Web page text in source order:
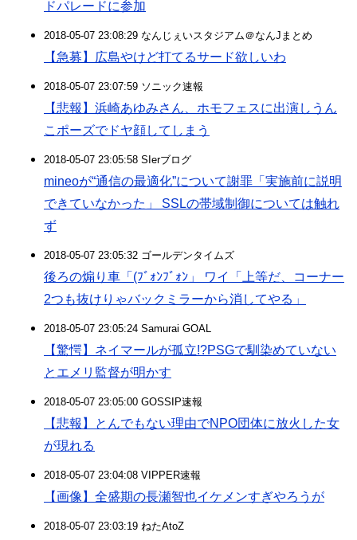
ドパレードに参加
2018-05-07 23:08:29 なんじぇいスタジアム＠なんJまとめ
【急募】広島やけど打てるサード欲しいわ
2018-05-07 23:07:59 ソニック速報
【悲報】浜崎あゆみさん、ホモフェスに出演しうん
こポーズでドヤ顔してしまう
2018-05-07 23:05:58 SIerブログ
mineoが“通信の最適化”について謝罪「実施前に説明
できていなかった」 SSLの帯域制御については触れ
ず
2018-05-07 23:05:32 ゴールデンタイムズ
後ろの煽り車「(ﾌﾞｫﾝﾌﾞｫﾝ」 ワイ「上等だ、コーナー
2つも抜けりゃバックミラーから消してやる」
2018-05-07 23:05:24 Samurai GOAL
【驚愕】ネイマールが孤立!?PSGで馴染めていない
とエメリ監督が明かす
2018-05-07 23:05:00 GOSSIP速報
【悲報】とんでもない理由でNPO団体に放火した女
が現れる
2018-05-07 23:04:08 VIPPER速報
【画像】全盛期の長瀬智也イケメンすぎやろうが
2018-05-07 23:03:19 ねたAtoZ